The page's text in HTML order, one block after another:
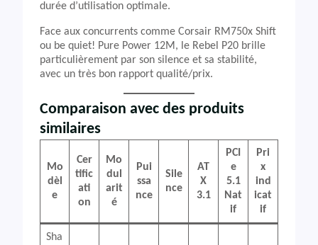
durée d’utilisation optimale.
Face aux concurrents comme Corsair RM750x Shift
ou be quiet! Pure Power 12M, le Rebel P20 brille
particulièrement par son silence et sa stabilité,
avec un très bon rapport qualité/prix.
Comparaison avec des produits
similaires
Mo
dèl
e
Cer
tific
ati
on
Mo
dul
arit
é
Pui
ssa
nce
Sile
nce
AT
X
3.1
PCI
e
5.1
Nat
if
Pri
x
ind
icat
if
Sha